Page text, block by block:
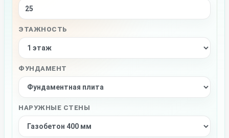
ЭТАЖНОСТЬ
ФУНДАМЕНТ
НАРУЖНЫЕ СТЕНЫ